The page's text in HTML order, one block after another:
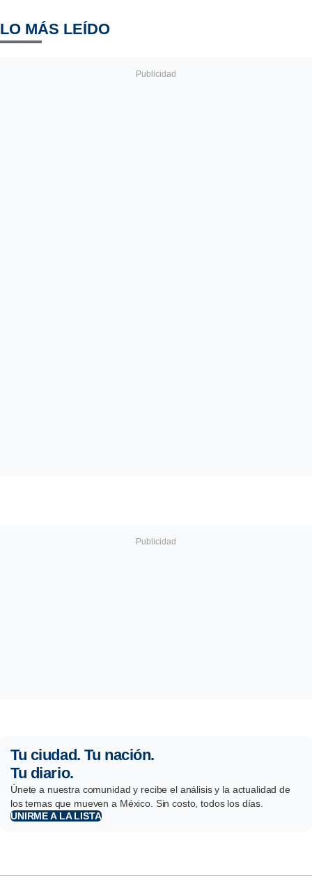
LO MÁS LEÍDO
Tu ciudad. Tu nación.
Tu diario.
Únete a nuestra comunidad y recibe el análisis y la actualidad de
los temas que mueven a México. Sin costo, todos los días.
UNIRME A LA LISTA